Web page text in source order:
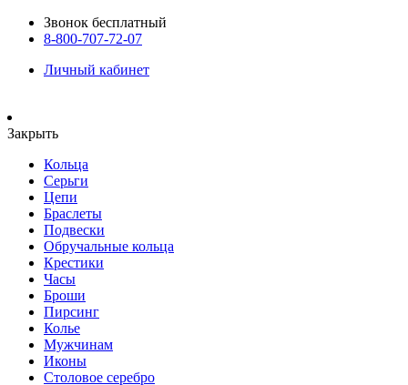
Звонок бесплатный
8-800-707-72-07
Личный кабинет
Закрыть
Кольца
Серьги
Цепи
Браслеты
Подвески
Обручальные кольца
Крестики
Часы
Броши
Пирсинг
Колье
Мужчинам
Иконы
Столовое серебро